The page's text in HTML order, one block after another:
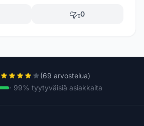
0
(69 arvostelua)
· 99% tyytyväisiä asiakkaita